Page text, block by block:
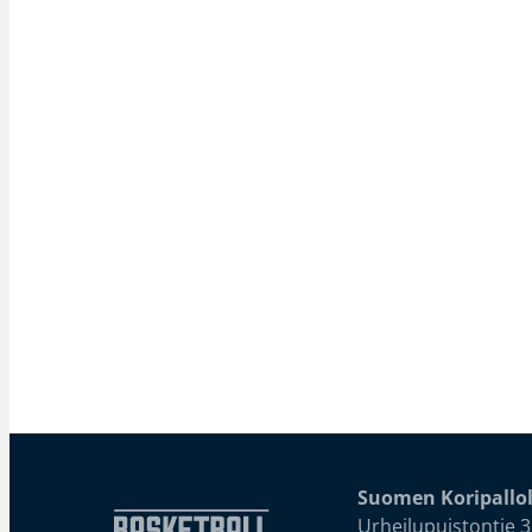
Suomen
Urheilupuistontie 3